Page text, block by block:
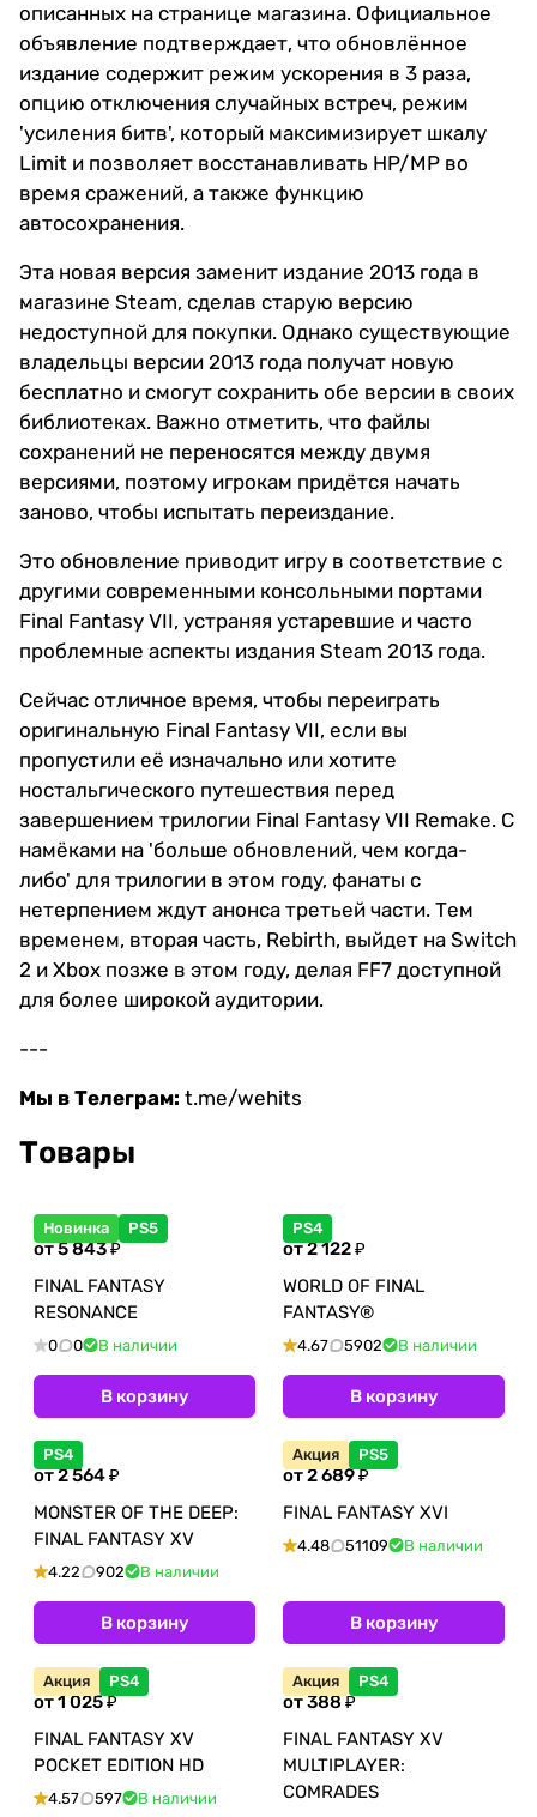
описанных на странице магазина. Официальное
объявление подтверждает, что обновлённое
издание содержит режим ускорения в 3 раза,
опцию отключения случайных встреч, режим
'усиления битв', который максимизирует шкалу
Limit и позволяет восстанавливать HP/MP во
время сражений, а также функцию
автосохранения.
Эта новая версия заменит издание 2013 года в
магазине Steam, сделав старую версию
недоступной для покупки. Однако существующие
владельцы версии 2013 года получат новую
бесплатно и смогут сохранить обе версии в своих
библиотеках. Важно отметить, что файлы
сохранений не переносятся между двумя
версиями, поэтому игрокам придётся начать
заново, чтобы испытать переиздание.
Это обновление приводит игру в соответствие с
другими современными консольными портами
Final Fantasy VII, устраняя устаревшие и часто
проблемные аспекты издания Steam 2013 года.
Сейчас отличное время, чтобы переиграть
оригинальную Final Fantasy VII, если вы
пропустили её изначально или хотите
ностальгического путешествия перед
завершением трилогии Final Fantasy VII Remake. С
намёками на 'больше обновлений, чем когда-
либо' для трилогии в этом году, фанаты с
нетерпением ждут анонса третьей части. Тем
временем, вторая часть, Rebirth, выйдет на Switch
2 и Xbox позже в этом году, делая FF7 доступной
для более широкой аудитории.
---
Мы в Телеграм: t.me/wehits
Товары
Новинка PS5
от 5 843 ₽
FINAL FANTASY
RESONANCE
0 0 В наличии
В корзину
PS4
от 2 122 ₽
WORLD OF FINAL
FANTASY®
4.67 5902 В наличии
В корзину
PS4
от 2 564 ₽
MONSTER OF THE DEEP:
FINAL FANTASY XV
4.22 902 В наличии
В корзину
Акция PS5
от 2 689 ₽
FINAL FANTASY XVI
4.48 51109 В наличии
В корзину
Акция PS4
от 1 025 ₽
FINAL FANTASY XV
POCKET EDITION HD
4.57 597 В наличии
Акция PS4
от 388 ₽
FINAL FANTASY XV
MULTIPLAYER:
COMRADES